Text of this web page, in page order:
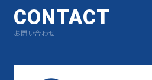
CONTACT
お問い合わせ